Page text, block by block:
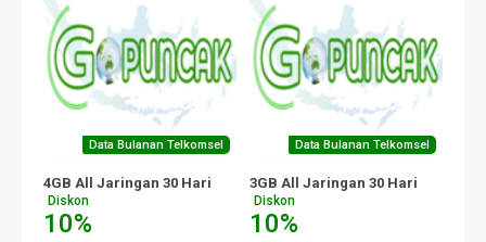
Data Bulanan Telkomsel
4GB All Jaringan 30 Hari
10%
Diskon
Data Bulanan Telkomsel
3GB All Jaringan 30 Hari
10%
Diskon